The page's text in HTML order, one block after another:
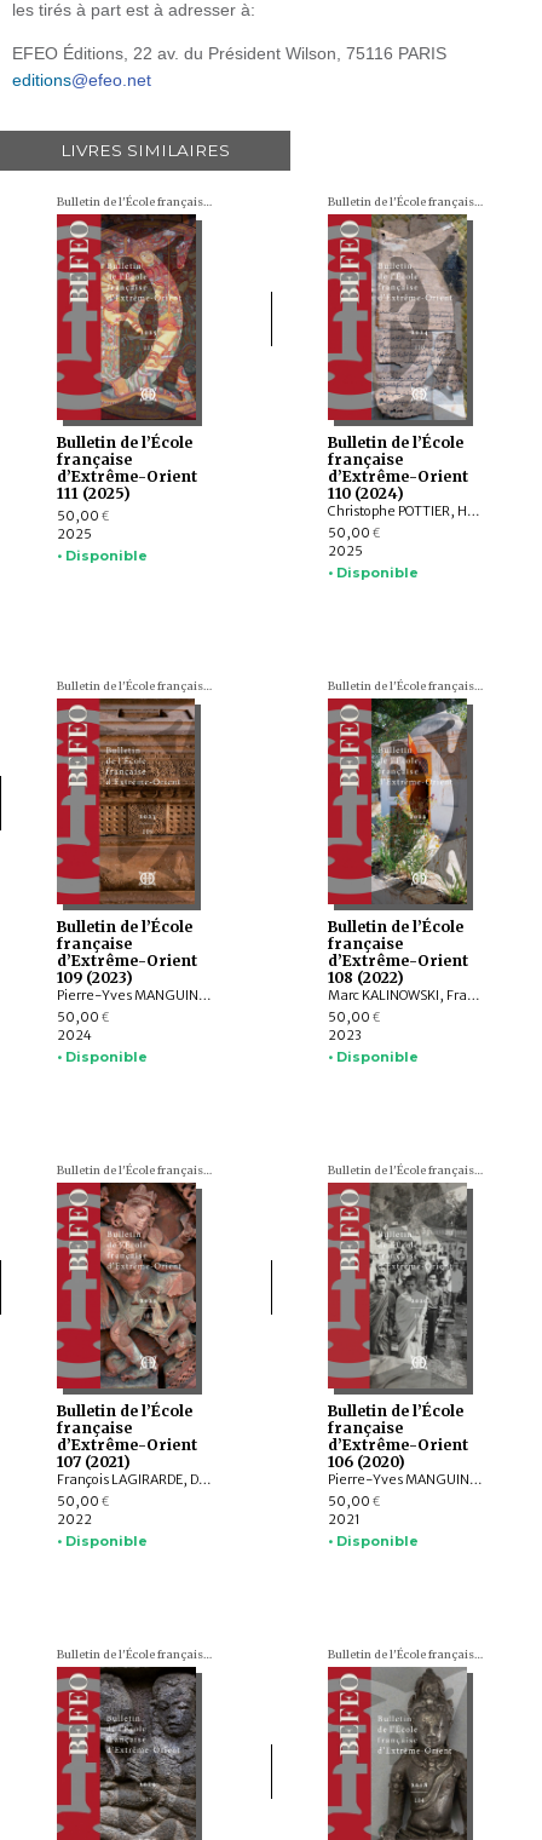
les tirés à part est à adresser à:
EFEO Éditions, 22 av. du Président Wilson, 75116 PARIS
editions@efeo.net
LIVRES SIMILAIRES
Bulletin de l'École française d'Extrême-Orient (BEFEO)
Bulletin de l’École
française
d’Extrême-Orient
111 (2025)
50,00 €
2025
• Disponible
Bulletin de l'École française d'Extrême-Orient (BEFEO)
Bulletin de l’École
française
d’Extrême-Orient
110 (2024)
Christophe POTTIER, Harunaga ISAACSON, Isabelle LANDRY-DERON, Dominique SOUTIF, Julia ESTEVE, Brice VINCENT, François THIERRY, Annabel Teh GALLOP, Yannick BRUNETON, Vincent LEFÈVRE, Chloé CHOLLET, Csaba DEZSŐ, Claudine ANG, Damien CHAUSSENDE, Sébastien CLOUET, XU Minglong†, WU Min, HAN Qi
50,00 €
2025
• Disponible
Bulletin de l'École française d'Extrême-Orient (BEFEO)
Bulletin de l’École
française
d’Extrême-Orient
109 (2023)
Pierre-Yves MANGUIN, Philippe PAPIN, Jean-Luc CHEVILLARD, Olivier de BERNON, François LAGIRARDE, Jiří JÁKL, Bertrand PORTE, Michel ANTELME, Volker GRABOWSKY, Thissana WEERAKIETSOONTORN, Raphaël MALANGIN, Nicolas SIMON, Peera PANARUT, Muhlis HADRAWI, Campbell MACKNIGHT, Kathryn WELLEN, Santi PAKDEEKHAM, HIEP Chan Vicheth
50,00 €
2024
• Disponible
Bulletin de l'École française d'Extrême-Orient (BEFEO)
Bulletin de l’École
française
d’Extrême-Orient
108 (2022)
Marc KALINOWSKI, François LACHAUD, Arlo GRIFFITHS, Titi Surti NASTITI, Xavier HERMAND, EKO BASTIAWAN, Cuong T. MAI, QIAN Shenghua, Benjamin DANIELS
50,00 €
2023
• Disponible
Bulletin de l'École française d'Extrême-Orient (BEFEO)
Bulletin de l’École
française
d’Extrême-Orient
107 (2021)
François LAGIRARDE, Dominic GOODALL, Louis GABAUDE, Nicolas REVIRE, Bruno DAGENS, Andrea ACRI, Franciscus VERELLEN, Allan G. GRAPARD, Johan LEVILLAIN, Hans T. BAKKER, ZHANG Zhaoyang, Javier SCHNAKE, Thissana WEERAKIETSOONTORN
50,00 €
2022
• Disponible
Bulletin de l'École française d'Extrême-Orient (BEFEO)
Bulletin de l’École
française
d’Extrême-Orient
106 (2020)
Pierre-Yves MANGUIN, Andrew HARDY, Charlotte SCHMID, François LACHAUD, Dominic GOODALL, Arlo GRIFFITHS, Armand DESBAT, Béatrice WISNIEWSKI, Federico BAROCCO, NGUYỄN Tiến Đông, Patrice LADWIG, Yael SHIRI, Melinda Zulejka FODOR, Valérie THIRION-MERLE, Gisela THIERRIN-MICHAEL, Ranet HONG, Nicolas MOLLARD, LI Guoqiang, NGUYỄN ĐẶNG ANH MINH, NGUYỄN ĐÌNH HƯNG, NGUYỄN QUANG NGỌC, Chloé CHOLLET, Martin RATHIE
50,00 €
2021
• Disponible
Bulletin de l'École française d'Extrême-Orient (BEFEO) Bulletin de l'École française d'Extrême-Orient (BEFEO)